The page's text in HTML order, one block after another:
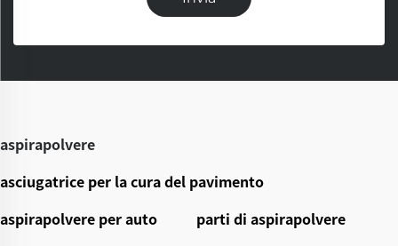
aspirapolvere
asciugatrice per la cura del pavimento
aspirapolvere per auto
parti di aspirapolvere